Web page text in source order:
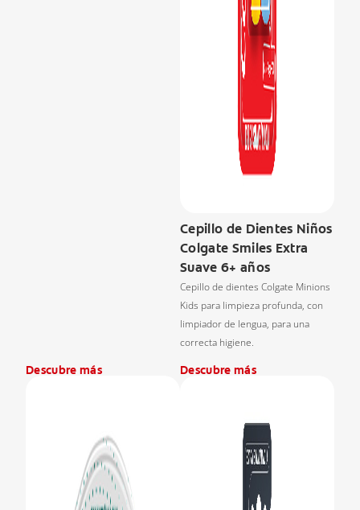
Descubre más
Cepillo de Dientes Niños
Colgate Smiles Extra
Suave 6+ años
Cepillo de dientes Colgate Minions
Kids para limpieza profunda, con
limpiador de lengua, para una
correcta higiene.
Descubre más